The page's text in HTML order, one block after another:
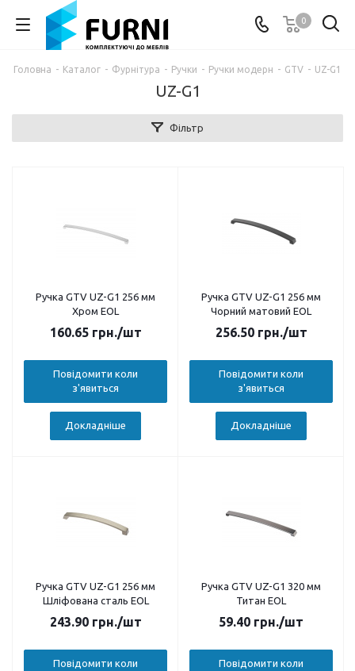
0
Головна - Каталог - Фурнітура - Ручки - Ручки модерн - GTV - UZ-G1
UZ-G1
Фільтр
Ручка GTV UZ-G1 256 мм
Хром EOL
160.65грн./шт
Повідомити коли
з'явиться
Докладніше
Ручка GTV UZ-G1 256 мм
Чорний матовий EOL
256.50грн./шт
Повідомити коли
з'явиться
Докладніше
Ручка GTV UZ-G1 256 мм
Шліфована сталь EOL
243.90грн./шт
Повідомити коли
Ручка GTV UZ-G1 320 мм
Титан EOL
59.40 грн./шт
Повідомити коли